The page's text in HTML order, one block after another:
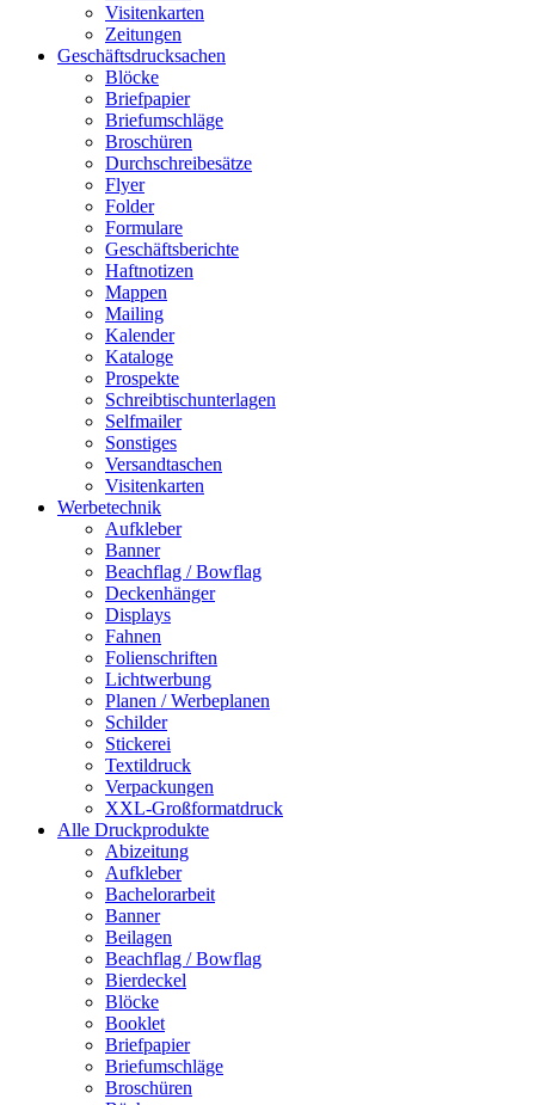
Visitenkarten
Zeitungen
Geschäftsdrucksachen
Blöcke
Briefpapier
Briefumschläge
Broschüren
Durchschreibesätze
Flyer
Folder
Formulare
Geschäftsberichte
Haftnotizen
Mappen
Mailing
Kalender
Kataloge
Prospekte
Schreibtischunterlagen
Selfmailer
Sonstiges
Versandtaschen
Visitenkarten
Werbetechnik
Aufkleber
Banner
Beachflag / Bowflag
Deckenhänger
Displays
Fahnen
Folienschriften
Lichtwerbung
Planen / Werbeplanen
Schilder
Stickerei
Textildruck
Verpackungen
XXL-Großformatdruck
Alle Druckprodukte
Abizeitung
Aufkleber
Bachelorarbeit
Banner
Beilagen
Beachflag / Bowflag
Bierdeckel
Blöcke
Booklet
Briefpapier
Briefumschläge
Broschüren